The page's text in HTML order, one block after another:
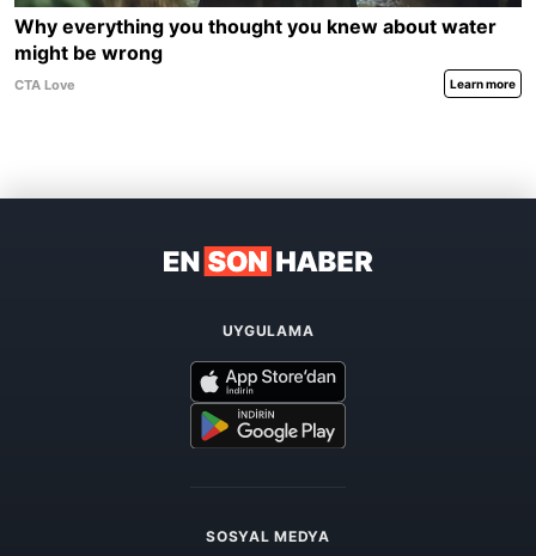
UYGULAMA
SOSYAL MEDYA